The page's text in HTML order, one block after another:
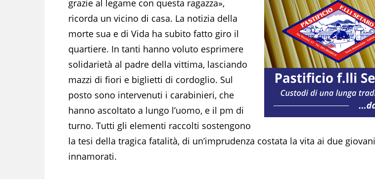
grazie al legame con questa ragazza»,
ricorda un vicino di casa. La notizia della
morte sua e di Vida ha subito fatto giro il
quartiere. In tanti hanno voluto esprimere
solidarietà al padre della vittima, lasciando
mazzi di fiori e biglietti di cordoglio. Sul
posto sono intervenuti i carabinieri, che
hanno ascoltato a lungo l’uomo, e il pm di
turno. Tutti gli elementi raccolti sostengono
la tesi della tragica fatalità, di un’imprudenza costata la vita ai due giovani
innamorati.